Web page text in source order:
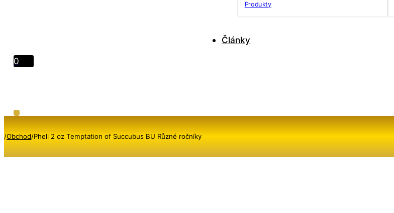
Produkty
Články
0
/Obchod/Pheli 2 oz Temptation of Succubus BU Různé ročníky